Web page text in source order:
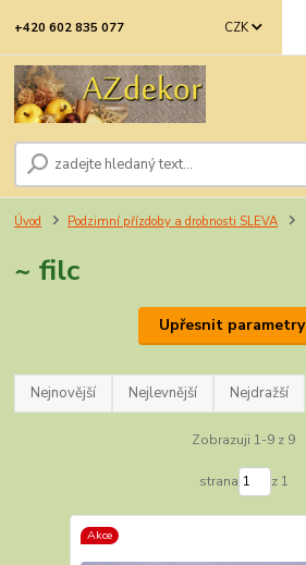
CZK
+420 602 835 077
Úvod Podzimní přízdoby a drobnosti SLEVA
~ filc
Upřesnit parametry
Nejnovější Nejlevnější Nejdražší
Zobrazuji 1-9 z 9
strana z 1
Akce